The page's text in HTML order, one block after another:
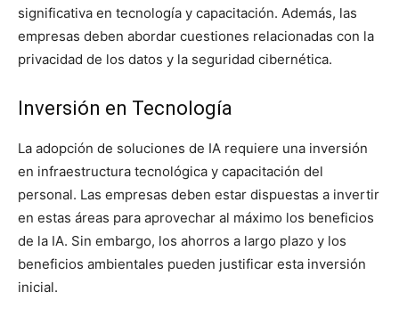
significativa en tecnología y capacitación. Además, las
empresas deben abordar cuestiones relacionadas con la
privacidad de los datos y la seguridad cibernética.
Inversión en Tecnología
La adopción de soluciones de IA requiere una inversión
en infraestructura tecnológica y capacitación del
personal. Las empresas deben estar dispuestas a invertir
en estas áreas para aprovechar al máximo los beneficios
de la IA. Sin embargo, los ahorros a largo plazo y los
beneficios ambientales pueden justificar esta inversión
inicial.